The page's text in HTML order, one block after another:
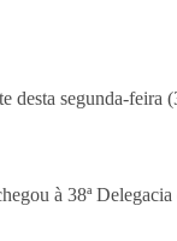
desta segunda-
à 38ª